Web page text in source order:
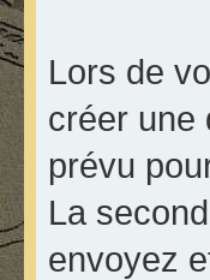
Lors de
créer une
prévu
La
envoyez